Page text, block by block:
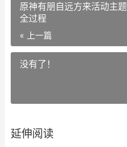
原神有朋自远方来活动主
全过程
« 上一篇
没有了！
延伸阅读